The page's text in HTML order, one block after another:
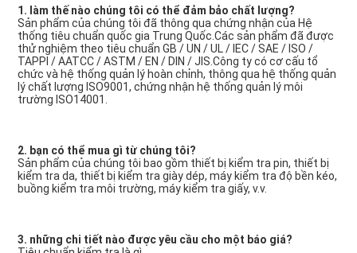
1. làm thế nào chúng tôi có thể đảm bảo chất lượng?
Sản phẩm của chúng tôi đã thông qua chứng nhận của Hệ
thống tiêu chuẩn quốc gia Trung Quốc.Các sản phẩm đã được
thử nghiệm theo tiêu chuẩn GB / UN / UL / IEC / SAE / ISO /
TAPPI / AATCC / ASTM / EN / DIN / JIS.Công ty có cơ cấu tổ
chức và hệ thống quản lý hoàn chỉnh, thông qua hệ thống quản
lý chất lượng ISO9001, chứng nhận hệ thống quản lý môi
trường ISO14001.
2. bạn có thể mua gì từ chúng tôi?
Sản phẩm của chúng tôi bao gồm thiết bị kiểm tra pin, thiết bị
kiểm tra da, thiết bị kiểm tra giày dép, máy kiểm tra độ bền kéo,
buồng kiểm tra môi trường, máy kiểm tra giấy, v.v.
3. những chi tiết nào được yêu cầu cho một báo giá?